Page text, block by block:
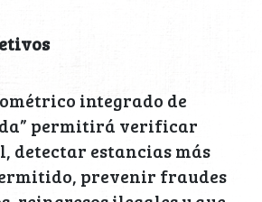
integrado de
permitirá verificar
detectar estancias más
prevenir fraudes